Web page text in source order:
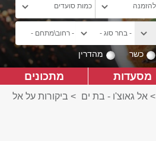
כשר מהדרין
מסעדות מתכונים
> אל גאוצ'ו - בת ים > ביקורות על אל